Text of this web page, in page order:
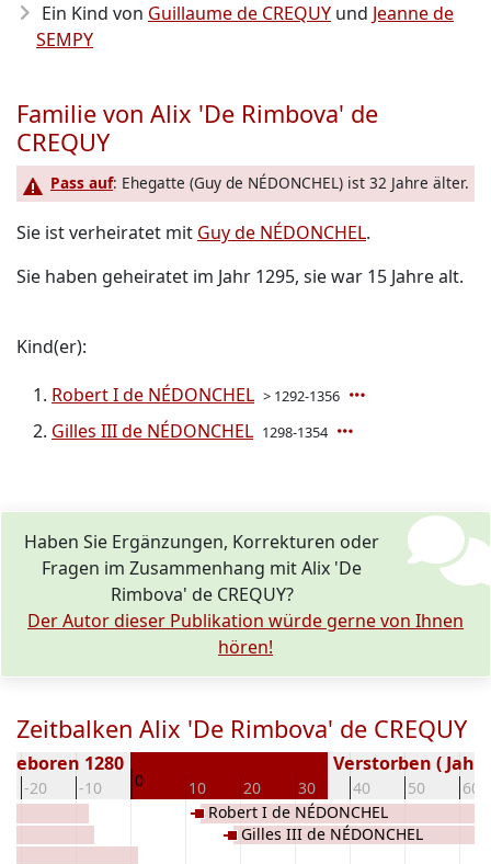
Ein Kind von Guillaume de CREQUY und Jeanne de
SEMPY
Familie von Alix 'De Rimbova' de
CREQUY
Pass auf: Ehegatte (Guy de NÉDONCHEL) ist 32 Jahre älter.
Sie ist verheiratet mit Guy de NÉDONCHEL.
Sie haben geheiratet im Jahr 1295, sie war 15 Jahre alt.
Kind(er):
Robert I de NÉDONCHEL > 1292-1356
Gilles III de NÉDONCHEL 1298-1354
Haben Sie Ergänzungen, Korrekturen oder
Fragen im Zusammenhang mit Alix 'De
Rimbova' de CREQUY?
Der Autor dieser Publikation würde gerne von Ihnen
hören!
Zeitbalken Alix 'De Rimbova' de CREQUY
-20 -10 0 10 20 30 40 50 60
Geboren 1280 Verstorben ( Jahr)
Robert I de NÉDONCHEL
Gilles III de NÉDONCHEL